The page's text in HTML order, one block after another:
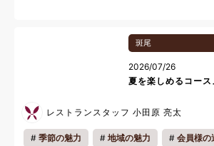
斑尾
2026/07/26
夏を楽しめるコース
レストランスタッフ 小田原 亮太
季節の魅力 地域の魅力 会員様の